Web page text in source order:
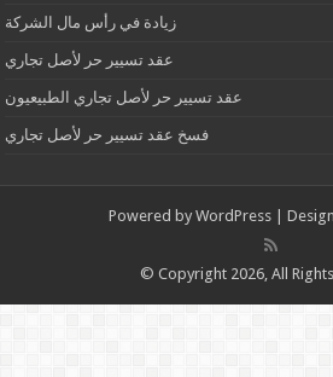
زيادة في رأس مال الشركة
عقد تسيير حر لأصل تجاري
عقد تسيير حر لأصل تجاري الطبيعيون
فسخ عقد تسيير حر لأصل تجاري
Powered by WordPress |
© Copyright 2026, All